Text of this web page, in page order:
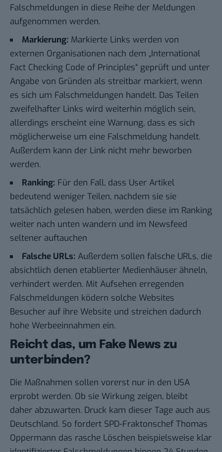
Falschmeldungen in diese Reihe der Meldungen
aufgenommen werden.
Markierung: Markierte Links werden von
externen Organisationen nach dem „International
Fact Checking Code of Principles“ geprüft und unter
Angabe von Gründen als streitbar markiert, wenn
es sich um Falschmeldungen handelt. Das Teilen
zweifelhafter Links wird weiterhin möglich sein,
allerdings erscheint eine Warnung, dass es sich
möglicherweise um eine Falschmeldung handelt.
Außerdem kann der Link nicht mehr beworben
werden.
Ranking: Für den Fall, dass User Artikel
bedeutend weniger Teilen, nachdem sie sie
tatsächlich gelesen haben, werden diese im Ranking
weiter nach unten wandern und im Newsfeed
seltener auftauchen
Falsche URLs: Außerdem sollen falsche URLs, die
absichtlich denen etablierter Medienhäuser ähneln,
verhindert werden. Mit Aufsehen erregenden
Falschmeldungen ködern solche Websites
Besucher auf ihre Website und streichen dadurch
hohe Werbeeinnahmen ein.
Reicht das, um Fake News zu
unterbinden?
Die Maßnahmen sollen vorerst nur in den USA
erprobt werden. Ob sie Wirkung zeigen, bleibt
daher abzuwarten. Druck kam dieser Tage auch aus
Deutschland. So fordert SPD-Fraktonschef Thomas
Oppermann das rasche Löschen beispielsweise klar